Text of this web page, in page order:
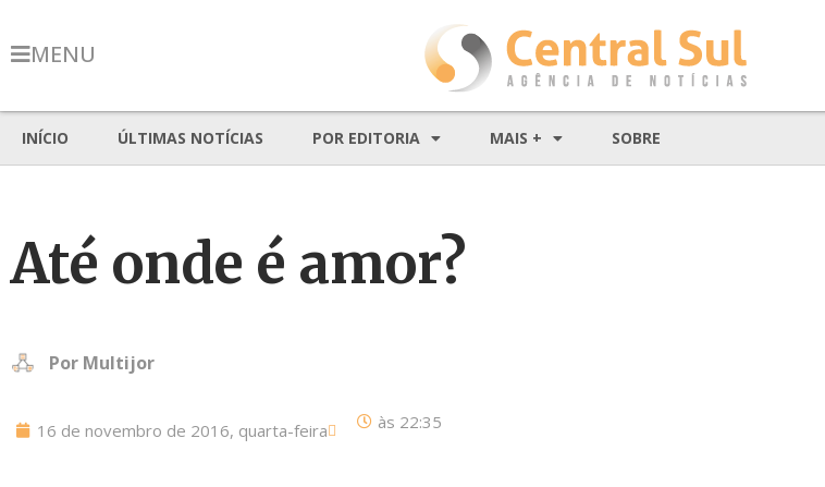
MENU
INÍCIO ÚLTIMAS NOTÍCIAS POR EDITORIA MAIS + SOBRE
Até onde é amor?
Por Multijor
16 de novembro de 2016, quarta-feira às 22:35